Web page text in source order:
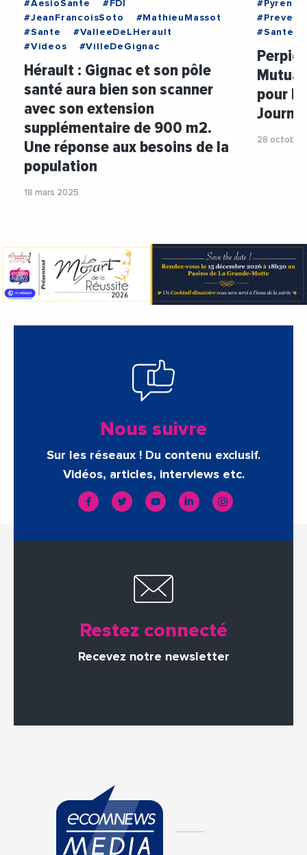
#AesioSante
#FDI
#JeanFrancoisSoto
#MathieuMassot
#Sante
#ValleeDeLHerault
#Videos
#VilleDeGignac
Hérault : Gignac et son pôle
santé aura bien son scanner
avec son extension
supplémentaire de 900 m2.
Une réponse aux besoins de la
population
18 mars 2025
#Sante
pour
28 octobre
Nous suivre
Sur les réseaux ! Du contenu exclusif.
Vidéos, articles, interviews etc.
Restez connecté
Recevez notre newsletter